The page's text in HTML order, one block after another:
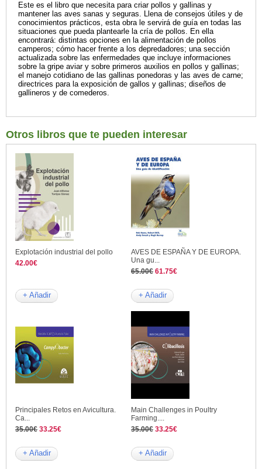
Este es el libro que necesita para criar pollos y gallinas y
mantener las aves sanas y seguras. Llena de consejos útiles y de
conocimientos prácticos, esta obra le servirá de guía en todas las
situaciones que pueda plantearle la cría de pollos. En ella
encontrará: distintas opciones en la alimentación de pollos
camperos; cómo hacer frente a los depredadores; una sección
actualizada sobre las enfermedades que incluye informaciones
sobre la gripe aviar y sobre primeros auxilios en pollos y gallinas;
el manejo cotidiano de las gallinas ponedoras y las aves de carne;
directrices para la exposición de gallos y gallinas; diseños de
gallineros y de comederos.
Otros libros que te pueden interesar
Explotación industrial del pollo
42.00€
+ Añadir
AVES DE ESPAÑA Y DE EUROPA.
Una gu...
65.00€ 61.75€
+ Añadir
Principales Retos en Avicultura.
Ca...
35.00€ 33.25€
+ Añadir
Main Challenges in Poultry
Farming....
35.00€ 33.25€
+ Añadir